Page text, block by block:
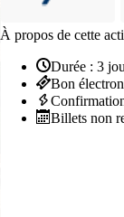
À propos de cette
Durée : 3
Bon
Billets non